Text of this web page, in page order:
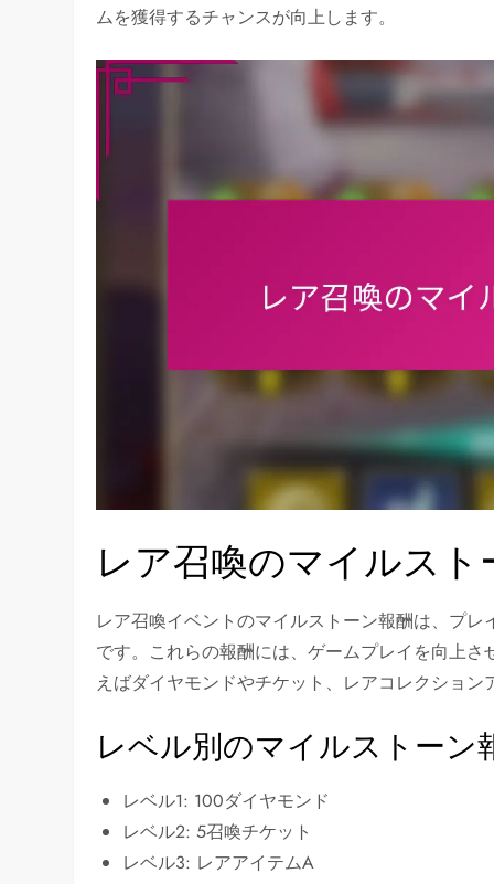
ムを獲得するチャンスが向上します。
レア召喚のマイルスト
レア召喚イベントのマイルストーン報酬は、プ
です。これらの報酬には、ゲームプレイを向上
えばダイヤモンドやチケット、レアコレクション
レベル別のマイルストーン
レベル1: 100ダイヤモンド
レベル2: 5召喚チケット
レベル3: レアアイテムA